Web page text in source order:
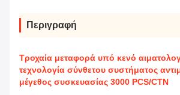
Περιγραφή
Τροχαία μεταφορά υπό κενό
τεχνολογία σύνθετου συστήματος
μέγεθος συσκευασίας 3000 PCS/CTN